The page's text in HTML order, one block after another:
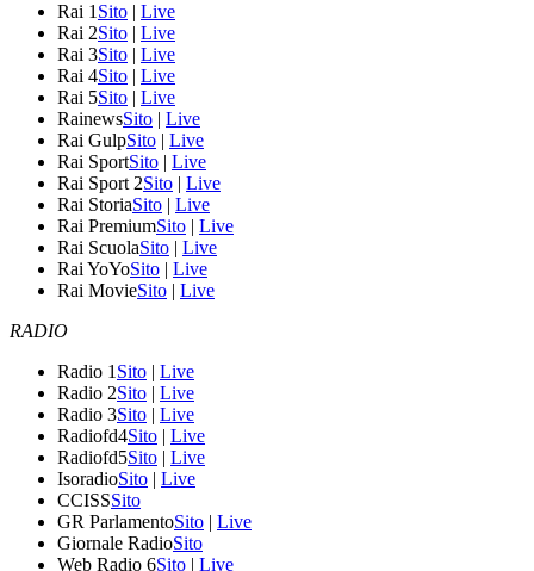
Rai 1 Sito | Live
Rai 2Sito | Live
Rai 3Sito | Live
Rai 4Sito | Live
Rai 5Sito | Live
RainewsSito | Live
Rai GulpSito | Live
Rai SportSito | Live
Rai Sport 2Sito | Live
Rai StoriaSito | Live
Rai PremiumSito | Live
Rai ScuolaSito | Live
Rai YoYoSito | Live
Rai MovieSito | Live
RADIO
Radio 1 Sito | Live
Radio 2Sito | Live
Radio 3Sito | Live
Radiofd4Sito | Live
Radiofd5Sito | Live
IsoradioSito | Live
CCISSSito
GR ParlamentoSito | Live
Giornale RadioSito
Web Radio 6Sito | Live